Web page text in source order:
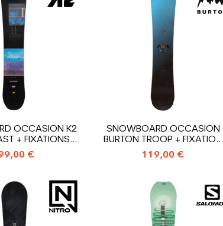
OCCASION K2
+ FIXATIONS
€
SNOWBOARD OCCASION
BURTON TROOP + FIXATION
COQUE
119,00 €